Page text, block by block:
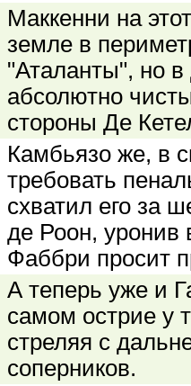
Маккенни на
земле в
"Аталанты", но
абсолютно
стороны Де
Камбьязо же, в
требовать
схватил его за
де Роон, уронив
Фаббри просит
А теперь уже и
самом острие у
стреляя с
соперников.